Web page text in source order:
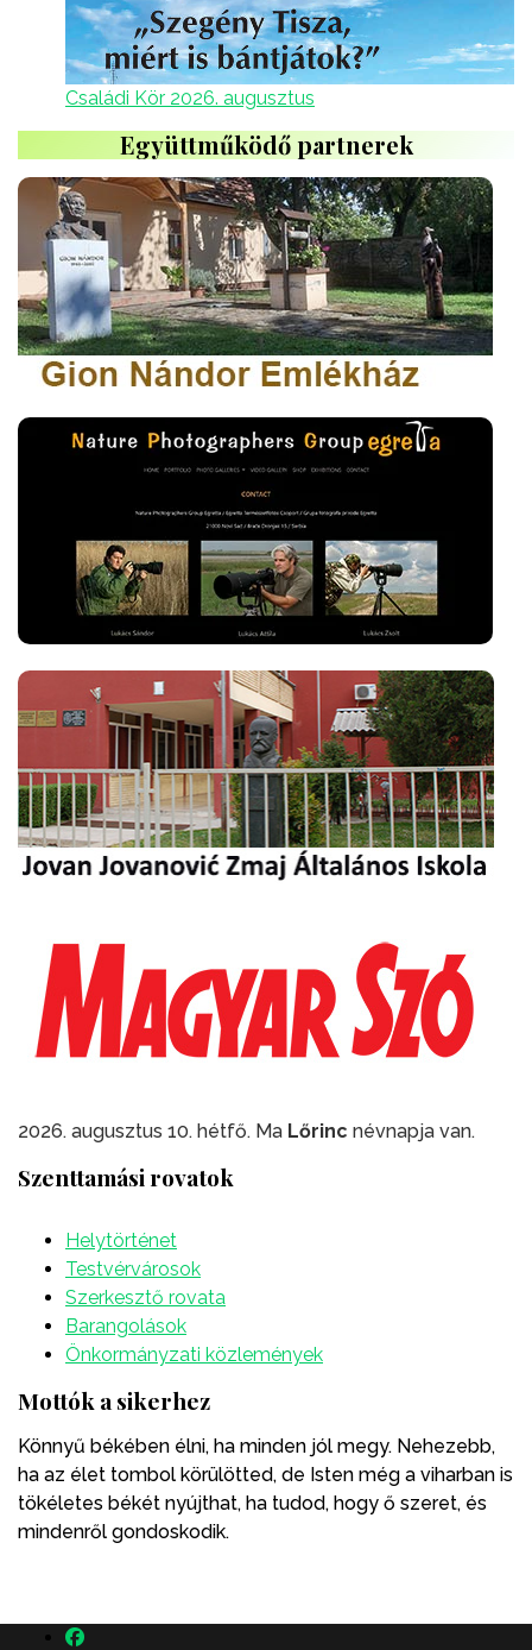
Családi Kör 2026. augusztus
Együttműködő partnerek
2026. augusztus 10. hétfő. Ma Lőrinc névnapja van.
Szenttamási rovatok
Helytörténet
Testvérvárosok
Szerkesztő rovata
Barangolások
Önkormányzati közlemények
Mottók a sikerhez
Könnyű békében élni, ha minden jól megy. Nehezebb,
ha az élet tombol körülötted, de Isten még a viharban is
tökéletes békét nyújthat, ha tudod, hogy ő szeret, és
mindenről gondoskodik.